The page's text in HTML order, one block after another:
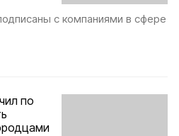
с компаниями в сфере
по